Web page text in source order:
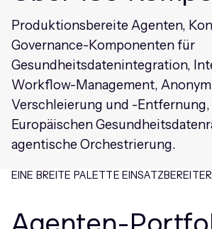
Produktionsbereite Agenten,
Governance-Komponenten für
Gesundheitsdatenintegration,
Workflow-Management,
Verschleierung und -Entfernung,
Europäischen
agentische Orchestrierung.
EINE BREITE PALETTE